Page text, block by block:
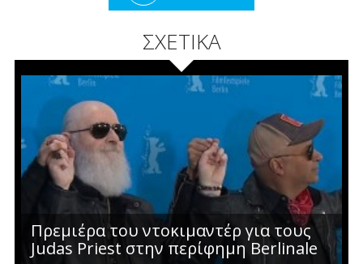
ΣΧΕΤΙΚΑ
Πρεμιέρα του ντοκιμαντέρ για τους
Judas Priest στην περίφημη Berlinale